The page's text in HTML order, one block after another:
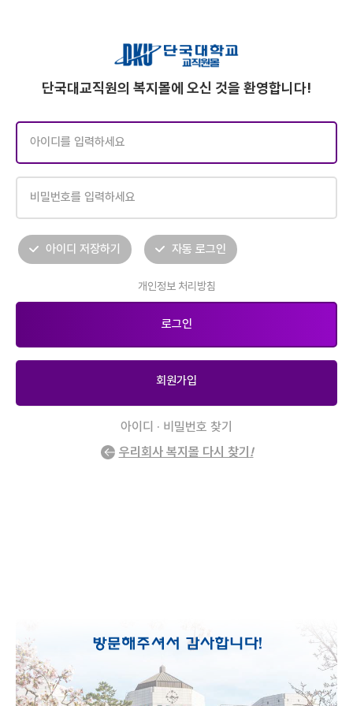
단국대교직원의 복지몰에 오신 것을 환영합니다!
아이디 저장하기 자동 로그인
개인정보 처리방침
회원가입
아이디 · 비밀번호 찾기
우리회사 복지몰 다시 찾기 !